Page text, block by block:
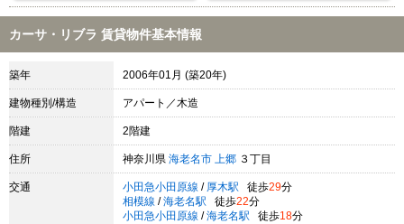
カーサ・リブラ 賃貸物件基本情報
築年 2006年01月 (築20年)
建物種別/構造 アパート／木造
階建 2階建
住所 神奈川県 海老名市 上郷 ３丁目
交通 小田急小田原線 / 厚木駅 徒歩29分
相模線 / 海老名駅 徒歩22分
小田急小田原線 / 海老名駅 徒歩18分